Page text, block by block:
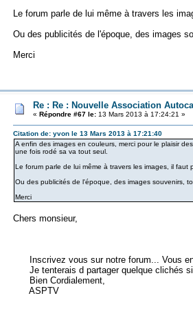
Le forum parle de lui même à travers les
Ou des publicités de l'époque, des images
Merci
Re : Re : Nouvelle Association
« Répondre #67 le:13 Mars 2013 à 17:24:21 »
Citation de: yvon le 13 Mars 2013 à 17:21:40
A enfin des images en couleurs, merci pour le plaisir
une fois rodé sa va tout seul.
Le forum parle de lui même à travers les images, il
Ou des publicités de l'époque, des images souvenirs,
Merci
Chers monsieur,
Inscrivez vous sur notre forum... Vous
Je tenterais d partager quelque clichés si
Bien Cordialement,
ASPTV